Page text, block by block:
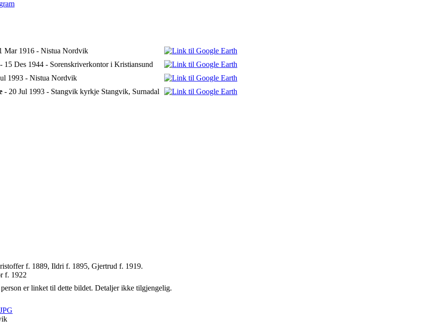
Mar 1916 - Nistua Nordvik
- 15 Des 1944 - Sorenskriverkontor i Kristiansund
1993 - Nistua Nordvik
- 20 Jul 1993 - Stangvik kyrkje Stangvik, Surnadal
f. 1889, Ildri f. 1895, Gjertrud f. 1919.
f. 1922
er linket til dette bildet. Detaljer ikke tilgjengelig.